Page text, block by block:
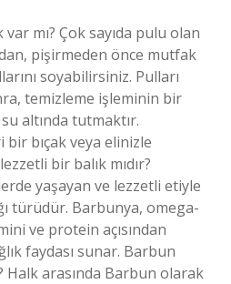
var mı? Çok sayıda pulu olan
pişirmeden önce mutfak
soyabilirsiniz. Pulları
temizleme işleminin bir
altında tutmaktır.
bıçak veya elinizle
bir balık mıdır?
yaşayan ve lezzetli etiyle
türüdür. Barbunya, omega-
ve protein açısından
faydası sunar. Barbun
Halk arasında Barbun olarak